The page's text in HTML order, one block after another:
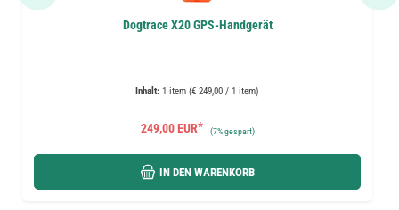
Dogtrace X20 GPS-Handgerät
Inhalt: 1 item (€ 249,00 / 1 item)
249,00 EUR* (7%gespart)
IN DEN WARENKORB